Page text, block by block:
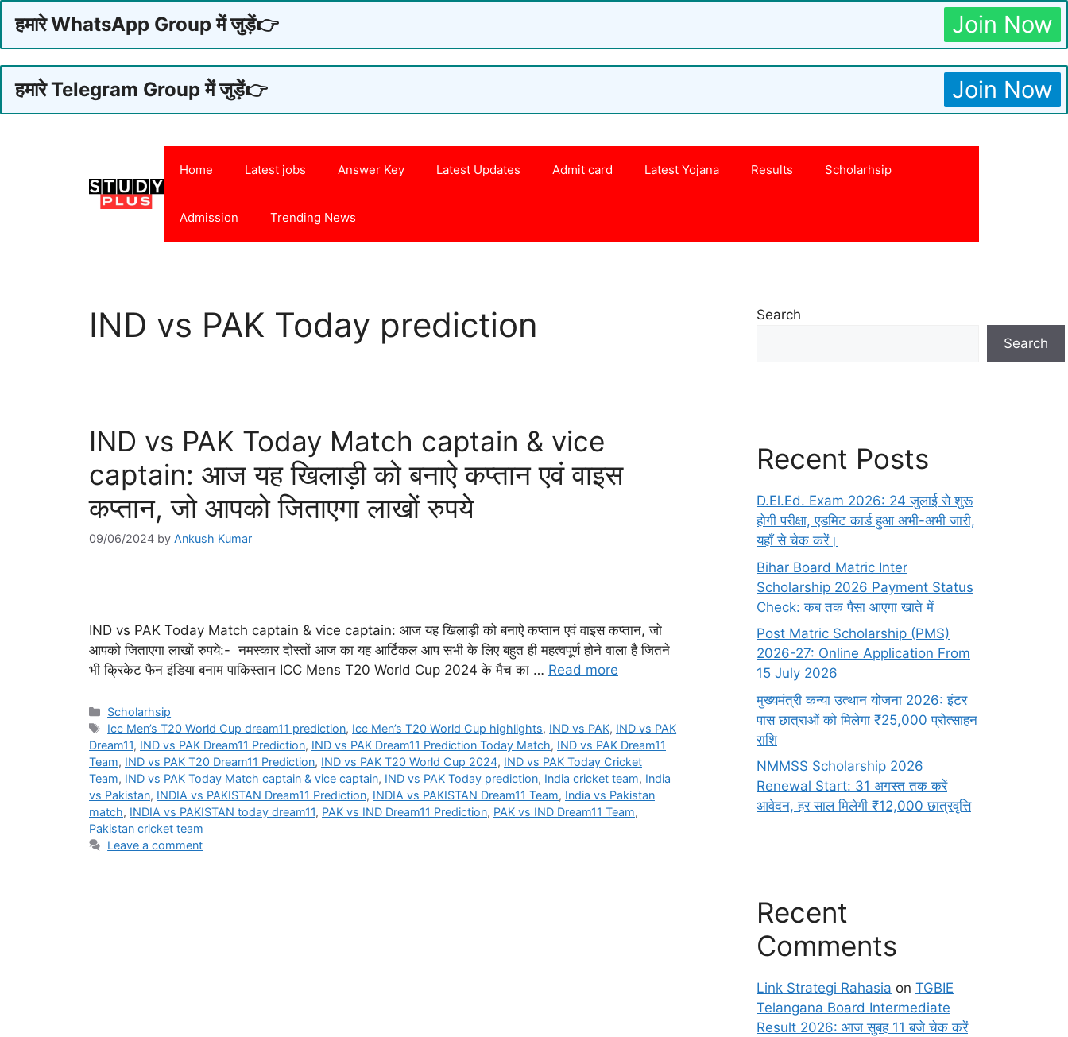
हमारे WhatsApp Group में जुड़ें👉 Join Now
हमारे Telegram Group में जुड़ें👉 Join Now
Home Latest jobs Answer Key Latest Updates Admit card Latest Yojana Results Scholarhsip
Admission Trending News
IND vs PAK Today prediction
IND vs PAK Today Match captain & vice
captain: आज यह खिलाड़ी को बनाऐ कप्तान एवं वाइस
कप्तान, जो आपको जिताएगा लाखों रुपये
09/06/2024 by Ankush Kumar
IND vs PAK Today Match captain & vice captain: आज यह खिलाड़ी को बनाऐ कप्तान एवं वाइस कप्तान, जो
आपको जिताएगा लाखों रुपये:- नमस्कार दोस्तों आज का यह आर्टिकल आप सभी के लिए बहुत ही महत्वपूर्ण होने वाला है जितने
भी क्रिकेट फैन इंडिया बनाम पाकिस्तान ICC Mens T20 World Cup 2024 के मैच का … Read more
Categories
Scholarhsip
Tags
Icc Men’s T20 World Cup dream11 prediction, Icc Men’s T20 World Cup highlights, IND vs PAK, IND vs PAK
Dream11, IND vs PAK Dream11 Prediction, IND vs PAK Dream11 Prediction Today Match, IND vs PAK Dream11
Team, IND vs PAK T20 Dream11 Prediction, IND vs PAK T20 World Cup 2024, IND vs PAK Today Cricket
Team, IND vs PAK Today Match captain & vice captain, IND vs PAK Today prediction, India cricket team, India
vs Pakistan, INDIA vs PAKISTAN Dream11 Prediction, INDIA vs PAKISTAN Dream11 Team, India vs Pakistan
match, INDIA vs PAKISTAN today dream11, PAK vs IND Dream11 Prediction, PAK vs IND Dream11 Team,
Pakistan cricket team
Leave a comment
Search
Search
Recent Posts
D.El.Ed. Exam 2026: 24 जुलाई से शुरू
होगी परीक्षा, एडमिट कार्ड हुआ अभी-अभी जारी,
यहाँ से चेक करें।
Bihar Board Matric Inter
Scholarship 2026 Payment Status
Check: कब तक पैसा आएगा खाते में
Post Matric Scholarship (PMS)
2026-27: Online Application From
15 July 2026
मुख्यमंत्री कन्या उत्थान योजना 2026: इंटर
पास छात्राओं को मिलेगा ₹25,000 प्रोत्साहन
राशि
NMMSS Scholarship 2026
Renewal Start: 31 अगस्त तक करें
आवेदन, हर साल मिलेगी ₹12,000 छात्रवृत्ति
Recent
Comments
Link Strategi Rahasia on TGBIE
Telangana Board Intermediate
Result 2026: आज सुबह 11 बजे चेक करें